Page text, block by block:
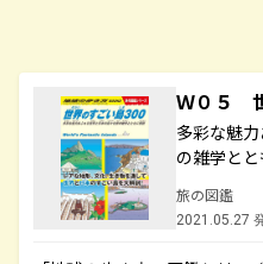
Ｗ０５
多彩な魅
の雑学と
旅の図鑑
2021.05.27